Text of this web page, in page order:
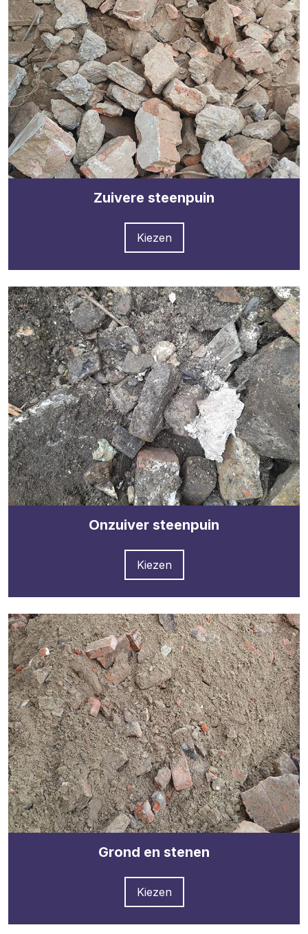
Zuivere steenpuin
Kiezen
Onzuiver steenpuin
Kiezen
Grond en stenen
Kiezen